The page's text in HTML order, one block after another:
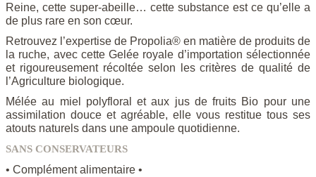
Reine, cette super-abeille… cette substance est ce qu’elle a
de plus rare en son cœur.
Retrouvez l’expertise de Propolia® en matière de produits de
la ruche, avec cette Gelée royale d’importation sélectionnée
et rigoureusement récoltée selon les critères de qualité de
l’Agriculture biologique.
Mélée au miel polyfloral et aux jus de fruits Bio pour une
assimilation douce et agréable, elle vous restitue tous ses
atouts naturels dans une ampoule quotidienne.
SANS CONSERVATEURS
• Complément alimentaire •